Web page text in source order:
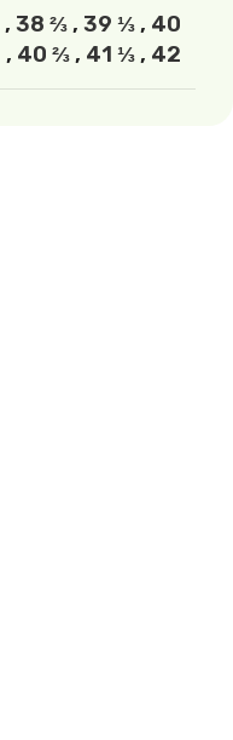
,38 ⅔,39 ⅓, 40
, 40 ⅔, 41 ⅓, 42